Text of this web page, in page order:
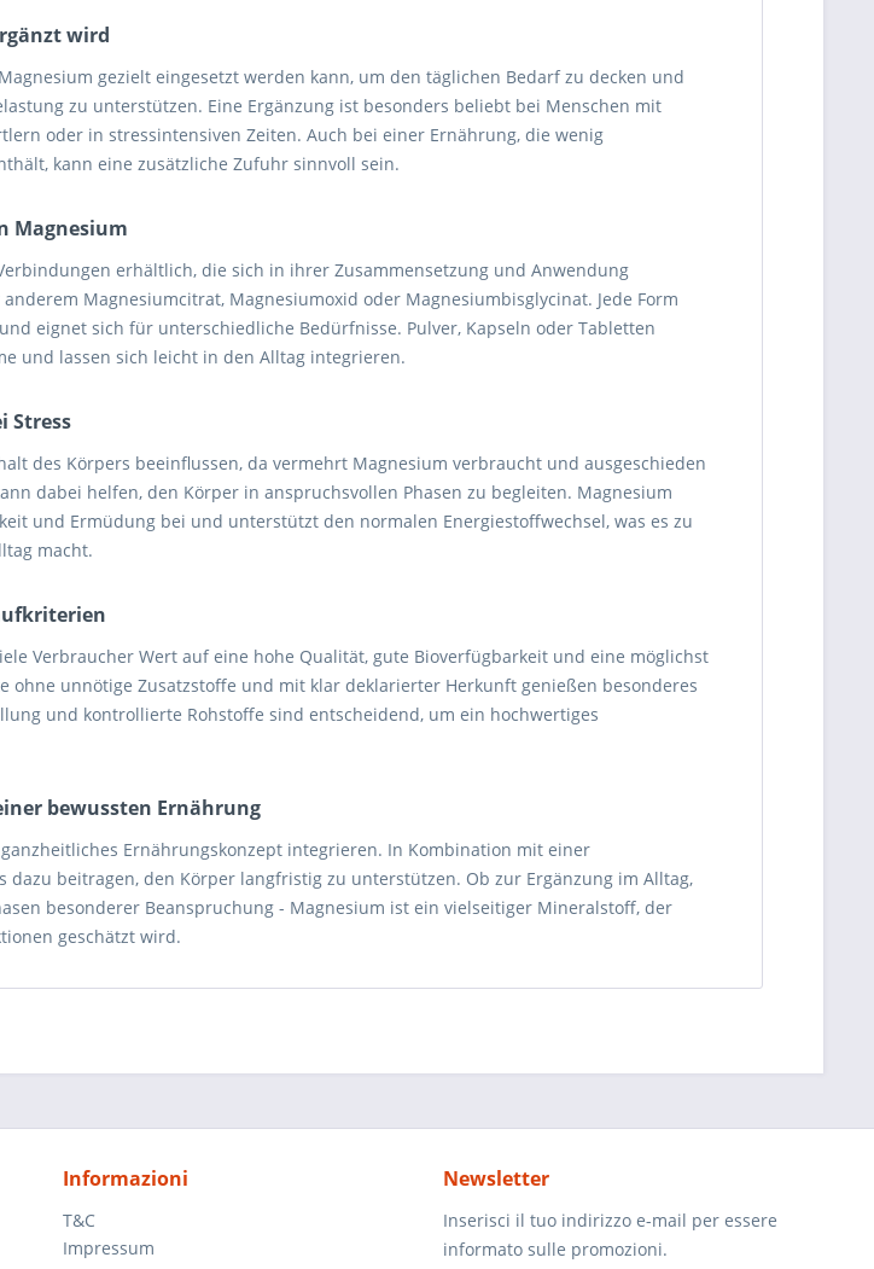
wird
gezielt eingesetzt werden kann, um den täglichen Bedarf zu decken und
zu unterstützen. Eine Ergänzung ist besonders beliebt bei Menschen mit
oder in stressintensiven Zeiten. Auch bei einer Ernährung, die wenig
kann eine zusätzliche Zufuhr sinnvoll sein.
Magnesium
erhältlich, die sich in ihrer Zusammensetzung und Anwendung
Magnesiumcitrat, Magnesiumoxid oder Magnesiumbisglycinat. Jede Form
eignet sich für unterschiedliche Bedürfnisse. Pulver, Kapseln oder Tabletten
und lassen sich leicht in den Alltag integrieren.
Stress
des Körpers beeinflussen, da vermehrt Magnesium verbraucht und ausgeschieden
dabei helfen, den Körper in anspruchsvollen Phasen zu begleiten. Magnesium
und Ermüdung bei und unterstützt den normalen Energiestoffwechsel, was es zu
macht.
Verbraucher Wert auf eine hohe Qualität, gute Bioverfügbarkeit und eine möglichst
ohne unnötige Zusatzstoffe und mit klar deklarierter Herkunft genießen besonderes
und kontrollierte Rohstoffe sind entscheidend, um ein hochwertiges
bewussten Ernährung
Ernährungskonzept integrieren. In Kombination mit einer
dazu beitragen, den Körper langfristig zu unterstützen. Ob zur Ergänzung im Alltag,
besonderer Beanspruchung - Magnesium ist ein vielseitiger Mineralstoff, der
geschätzt wird.
Informazioni
T&C
Impressum
Newsletter
Inserisci il tuo indirizzo e-mail per essere
informato sulle promozioni.